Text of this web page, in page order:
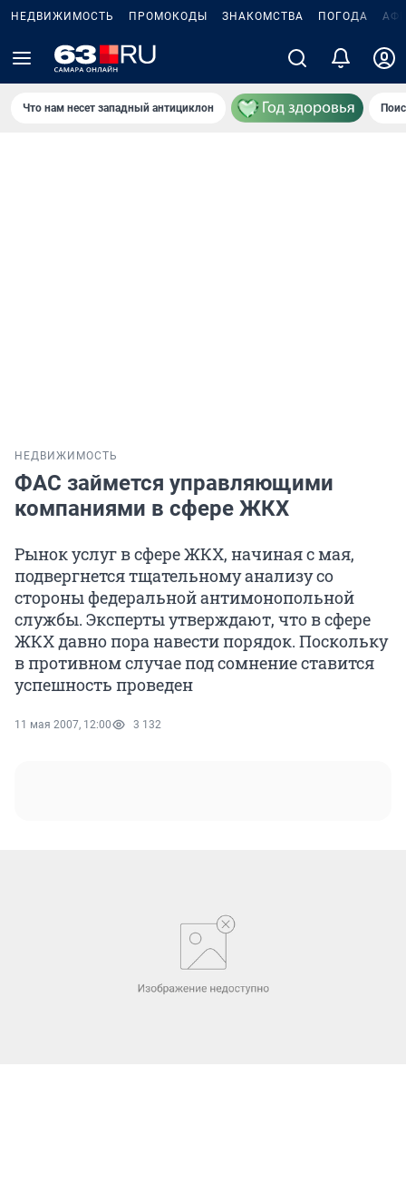
НЕДВИЖИМОСТЬ ПРОМОКОДЫ ЗНАКОМСТВА ПОГОДА
Что нам несет западный антициклон
НЕДВИЖИМОСТЬ
ФАС займется управляющими
компаниями в сфере ЖКХ
Рынок услуг в сфере ЖКХ, начиная с мая,
подвергнется тщательному анализу со
стороны федеральной антимонопольной
службы. Эксперты утверждают, что в сфере
ЖКХ давно пора навести порядок. Поскольку
в противном случае под сомнение ставится
успешность проведен
11 мая 2007, 12:00 3 132